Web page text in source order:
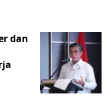
dan